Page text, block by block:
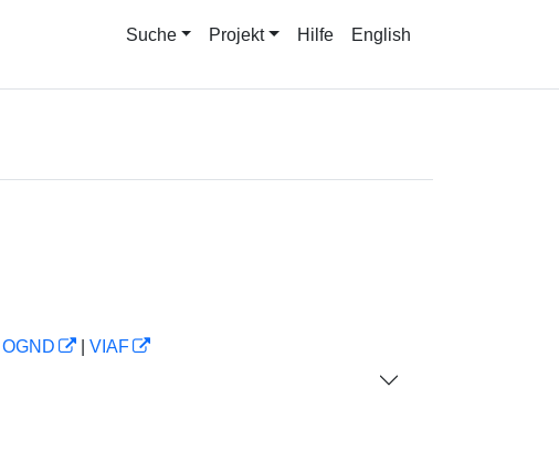
Suche Projekt Hilfe English
OGND
VIAF